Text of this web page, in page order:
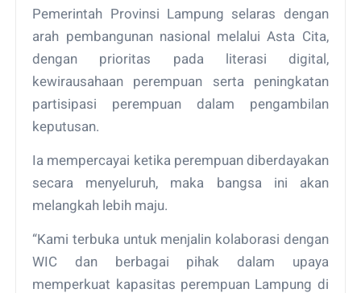
Pemerintah Provinsi Lampung selaras dengan
arah pembangunan nasional melalui Asta Cita,
dengan prioritas pada literasi digital,
kewirausahaan perempuan serta peningkatan
partisipasi perempuan dalam pengambilan
keputusan.
Ia mempercayai ketika perempuan diberdayakan
secara menyeluruh, maka bangsa ini akan
melangkah lebih maju.
“Kami terbuka untuk menjalin kolaborasi dengan
WIC dan berbagai pihak dalam upaya
memperkuat kapasitas perempuan Lampung di